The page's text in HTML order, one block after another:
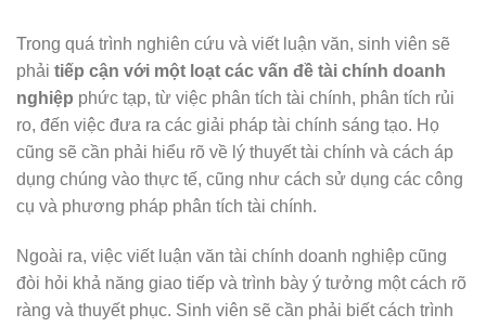
Trong quá trình nghiên cứu và viết luận văn, sinh viên sẽ
phải tiếp cận với một loạt các vấn đề tài chính doanh
nghiệp phức tạp, từ việc phân tích tài chính, phân tích rủi
ro, đến việc đưa ra các giải pháp tài chính sáng tạo. Họ
cũng sẽ cần phải hiểu rõ về lý thuyết tài chính và cách áp
dụng chúng vào thực tế, cũng như cách sử dụng các công
cụ và phương pháp phân tích tài chính.
Ngoài ra, việc viết luận văn tài chính doanh nghiệp cũng
đòi hỏi khả năng giao tiếp và trình bày ý tưởng một cách rõ
ràng và thuyết phục. Sinh viên sẽ cần phải biết cách trình